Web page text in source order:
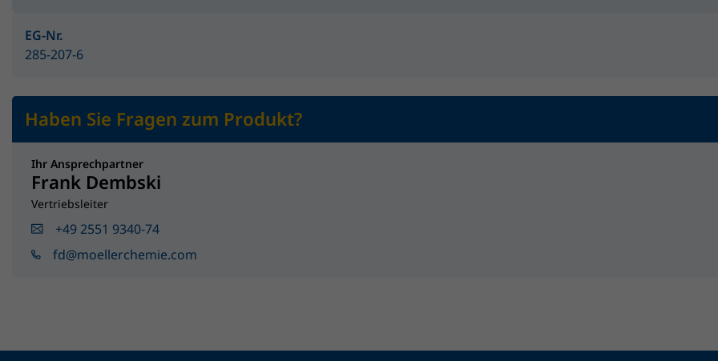
EG-Nr.
285-207-6
Haben Sie Fragen zum Produkt?
Ihr Ansprechpartner
Frank Dembski
Vertriebsleiter
+49 2551 9340-74
fd@moellerchemie.com